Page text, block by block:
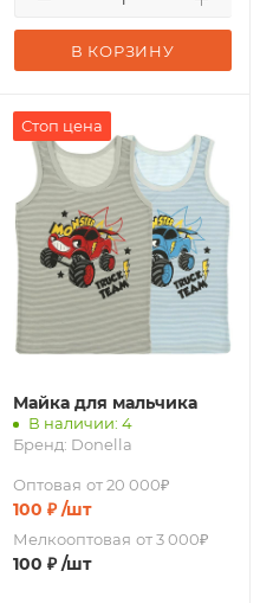
В КОРЗИНУ
Стоп цена
Майка для мальчика
В наличии: 4
Бренд: Donella
Оптовая от 20 000₽
100 ₽ /шт
Мелкооптовая от 3 000₽
100 ₽ /шт